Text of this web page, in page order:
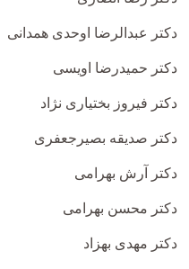
دکتر عبدالرضا اوحدی همدانی
دکتر حمیدرضا اویسی
دکتر فیروز بختیاری نژاد
دکتر صدیقه بصیرجعفری
دکتر آرش بهرامی
دکتر محسن بهرامی
دکتر مهدی بهزاد